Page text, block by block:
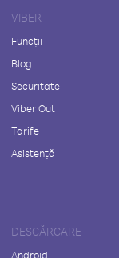
VIBER
Funcții
Blog
Securitate
Viber Out
Tarife
Asistență
DESCĂRCARE
Android